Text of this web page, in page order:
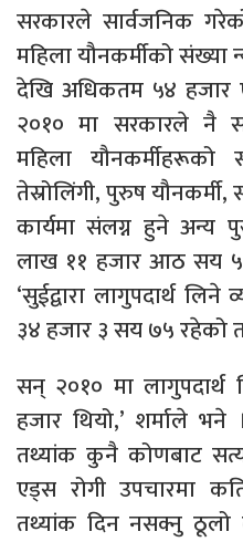
सरकारले सार्वजनिक
महिला यौनकर्मीको
देखि अधिकतम ५४
२०१० मा सरकारले नै
महिला
तेस्रोलिंगी, पुरुष
कार्यमा संलग्न हुने
लाख ११ हजार आठ सय
‘सुईद्वारा लागुपदार्थ
३४ हजार ३ सय ७५ रहेको
सन् २०१० मा
हजार थियो,’ शर्माले
तथ्यांक कुनै कोणबाट
एड्स रोगी उपचारमा
तथ्यांक दिन नसक्नु ठूलो